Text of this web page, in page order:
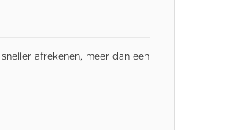
afrekenen, meer dan een